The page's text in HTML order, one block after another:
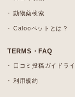
動物薬検索
Calooペットとは？
TERMS・FAQ
口コミ投稿ガイドラ
利用規約